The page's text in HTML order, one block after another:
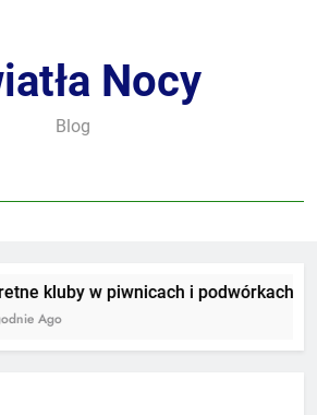
Nocy
Blog
kluby w piwnicach i podwórkach
Ago